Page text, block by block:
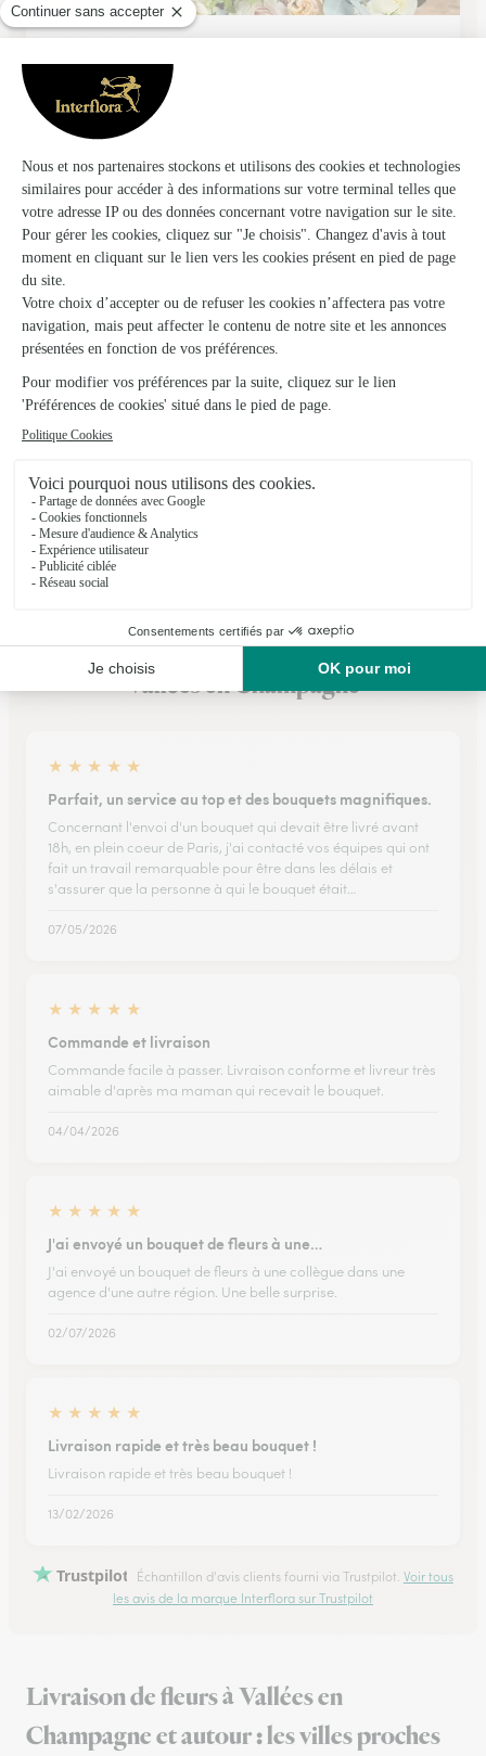
Saacy Sur Marne
★ ★★★★4.2 (77)
4 rond-point du Centre
Voir la boutique
Depommier Freres
AY
4, Avenue du General Leclerc
Voir la boutique
Ils ont fait livrer des fleurs ou une plante à
Vallées en Champagne
★ ★ ★ ★ ★
Parfait, un service au top et des bouquets magnifiques.
Concernant l'envoi d'un bouquet qui devait être livré avant
18h, en plein coeur de Paris, j'ai contacté vos équipes qui ont
fait un travail remarquable pour être dans les délais et
s'assurer que la personne à qui le bouquet était…
07/05/2026
★ ★ ★ ★ ★
Commande et livraison
Commande facile à passer. Livraison conforme et livreur très
aimable d'après ma maman qui recevait le bouquet.
04/04/2026
★ ★ ★ ★ ★
J'ai envoyé un bouquet de fleurs à une…
J'ai envoyé un bouquet de fleurs à une collègue dans une
agence d'une autre région. Une belle surprise.
02/07/2026
★ ★ ★ ★ ★
Livraison rapide et très beau bouquet !
Livraison rapide et très beau bouquet !
13/02/2026
Trustpilot Échantillon d'avis clients fourni via Trustpilot. Voir tous
les avis de la marque Interflora sur Trustpilot
Livraison de fleurs à Vallées en
Champagne et autour : les villes proches